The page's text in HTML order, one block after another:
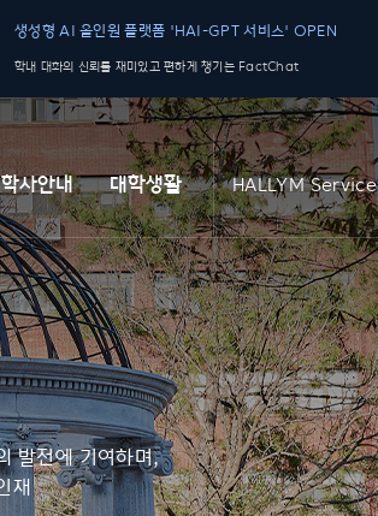
생성형 AI 올인원 플랫폼 'HAI-GPT 서비스' OPEN
학내 대화의 신뢰를 재미있고 편하게 챙기는 FactChat
학사안내 대학생활 HALLYM Service
발전에 기여하며,
재